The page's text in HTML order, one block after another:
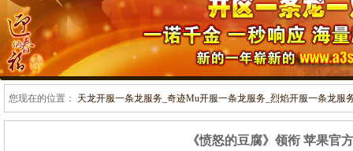
您现在的位置： 天龙开服一条龙服务_奇迹Mu开服一条龙服务_烈焰开服一条龙服
《愤怒的豆腐》领衔 苹果官